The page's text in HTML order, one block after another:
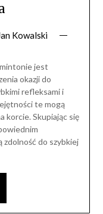
Kowalski
jest
okazji do
refleksami i
te mogą
korcie. Skupiając się
zdolność do szybkiej